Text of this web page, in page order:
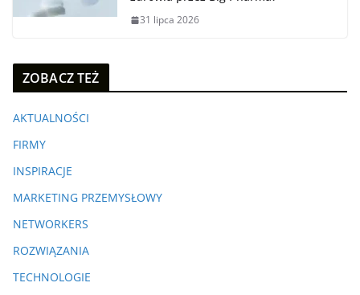
31 lipca 2026
ZOBACZ TEŻ
AKTUALNOŚCI
FIRMY
INSPIRACJE
MARKETING PRZEMYSŁOWY
NETWORKERS
ROZWIĄZANIA
TECHNOLOGIE